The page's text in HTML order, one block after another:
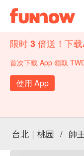
限时 3 倍送！下
首次下载 App 领取
使用 App
台北｜桃园 / 帥